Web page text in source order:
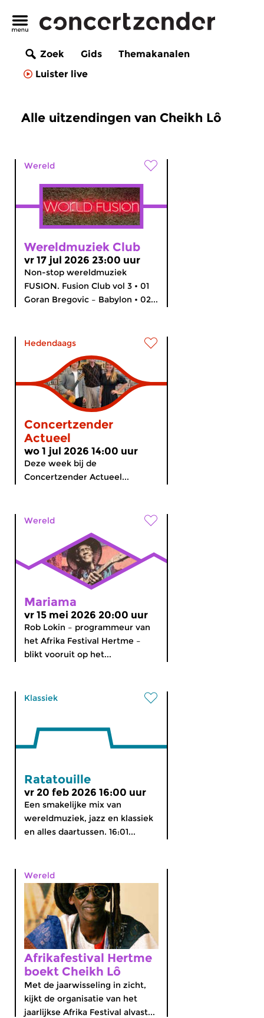
Zoek Gids
Themakanalen
Luister live
Alle uitzendingen van Cheikh Lô
Wereld
Wereldmuziek Club
vr 17 jul 2026 23:00 uur
Non-stop wereldmuziek
FUSION. Fusion Club vol 3 • 01
Goran Bregovic – Babylon • 02...
Hedendaags
Concertzender
Actueel
wo 1 jul 2026 14:00 uur
Deze week bij de
Concertzender Actueel...
Wereld
Mariama
vr 15 mei 2026 20:00 uur
Rob Lokin – programmeur van
het Afrika Festival Hertme –
blikt vooruit op het...
Klassiek
Ratatouille
vr 20 feb 2026 16:00 uur
Een smakelijke mix van
wereldmuziek, jazz en klassiek
en alles daartussen. 16:01...
Wereld
Afrikafestival Hertme
boekt Cheikh Lô
Met de jaarwisseling in zicht,
kijkt de organisatie van het
jaarlijkse Afrika Festival alvast...